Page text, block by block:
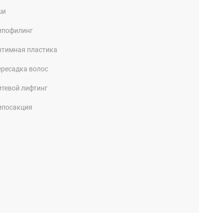
пластика
волос
лифтинг